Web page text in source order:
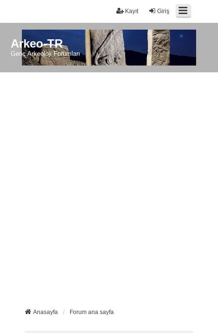
Giriş
Kayıt
Arkeo-TR
Genç Arkeoloji Forumları
Anasayfa Forum ana sayfa